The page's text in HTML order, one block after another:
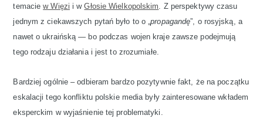
temaciew Więzi i wGłosie Wielkopolskim . Z perspektywy czasu
jednym z ciekawszych pytań było to o „propagandę”, o rosyjską, a
nawet o ukraińską — bo podczas wojen kraje zawsze podejmują
tego rodzaju działania i jest to zrozumiałe.
Bardziej ogólnie – odbieram bardzo pozytywnie fakt, że na początku
eskalacji tego konfliktu polskie media były zainteresowane wkładem
eksperckim w wyjaśnienie tej problematyki.